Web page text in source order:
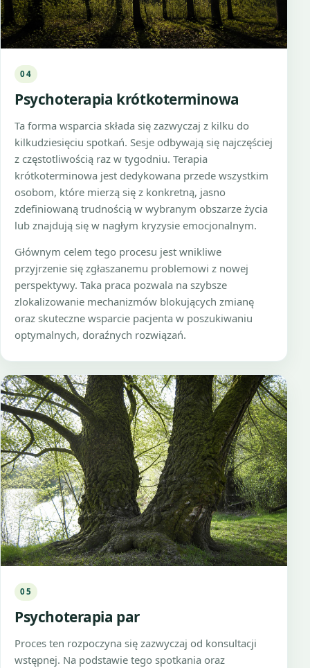
04
Psychoterapia krótkoterminowa
Ta forma wsparcia składa się zazwyczaj z kilku do
kilkudziesięciu spotkań. Sesje odbywają się najczęściej
z częstotliwością raz w tygodniu. Terapia
krótkoterminowa jest dedykowana przede wszystkim
osobom, które mierzą się z konkretną, jasno
zdefiniowaną trudnością w wybranym obszarze życia
lub znajdują się w nagłym kryzysie emocjonalnym.
Głównym celem tego procesu jest wnikliwe
przyjrzenie się zgłaszanemu problemowi z nowej
perspektywy. Taka praca pozwala na szybsze
zlokalizowanie mechanizmów blokujących zmianę
oraz skuteczne wsparcie pacjenta w poszukiwaniu
optymalnych, doraźnych rozwiązań.
05
Psychoterapia par
Proces ten rozpoczyna się zazwyczaj od konsultacji
wstępnej. Na podstawie tego spotkania oraz